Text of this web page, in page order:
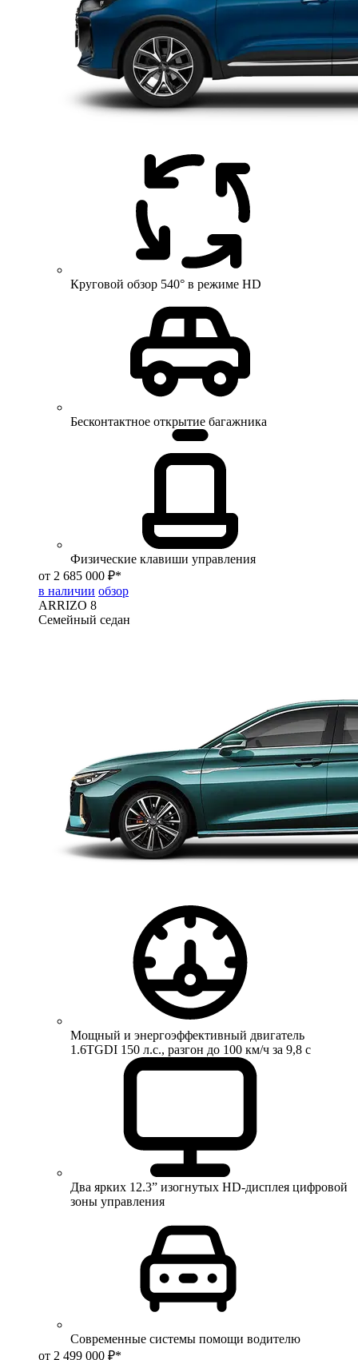
Круговой обзор 540° в режиме HD
Бесконтактное открытие багажника
Физические клавиши управления
от 2 685 000 ₽*
в наличии обзор
ARRIZO 8
Семейный седан
Мощный и энергоэффективный двигатель
1.6TGDI 150 л.с., разгон до 100 км/ч за 9,8 с
Два ярких 12.3” изогнутых HD-дисплея цифровой
зоны управления
Современные системы помощи водителю
от 2 499 000 ₽*